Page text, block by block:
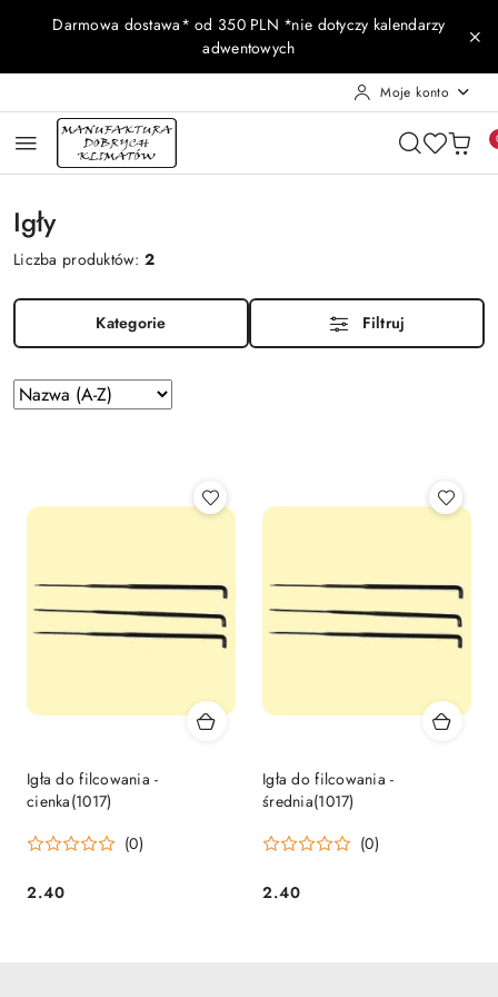
Przejdź do treści głównej
Przejdź do wyszukiwarki
Przejdź do moje konto
Przejdź do menu głównego
Przejdź do stopki
Darmowa dostawa* od 350 PLN *nie dotyczy kalendarzy
adwentowych
Moje konto
Igły
Liczba produktów:2
Kategorie Filtruj
Zastosowano
sortowanie:
Sortuj
według
Igła do filcowania -
cienka(1017)
(0)
Cena:
2.40
Igła do filcowania -
średnia(1017)
(0)
Cena:
2.40